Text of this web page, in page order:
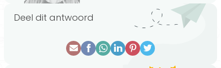
Deel dit antwoord